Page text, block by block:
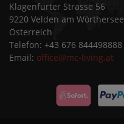
Klagenfurter Strasse 56
9220 Velden am Wörthersee
Österreich
Telefon: +43 676 844498888
Email: office@mc-living.at